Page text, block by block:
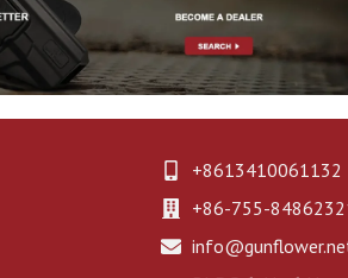
+8613410061132
+86-755-